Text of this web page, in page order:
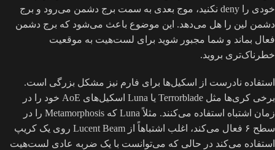
خودی را deny نکنید، موج بعدی به سمت برج دشمن می‌رود و برج
دشمن لین را هل می‌دهد. این موضوع باعث می‌شود که برج دشمن
فعال بماند و شما مجبور شوید برای لست‌هیت به موقعیت
خطرناک‌تری بروید.
استفاده نادرست از اسکیل‌ها برای فارم نیز مشکل بزرگی است.
برخی کری‌ها مثل Terrorblade یا Luna اسکیل‌های AoE خود را در
زمان اشتباه استفاده می‌کنند. مثلاً Luna که Metamorphosis را در
سطح ۶ فعال می‌کند، اغلب اشتباهاً از Lucent Beam روی یک کریپ
استفاده می‌کند در حالی که می‌توانست با یک ضربه عادی لست‌هیت